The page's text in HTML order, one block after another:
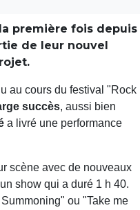
première fois depuis
de leur nouvel
au cours du festival "Rock
succès, aussi bien
a livré une performance
scène avec de nouveaux
show qui a duré 1 h 40.
ou "Take me